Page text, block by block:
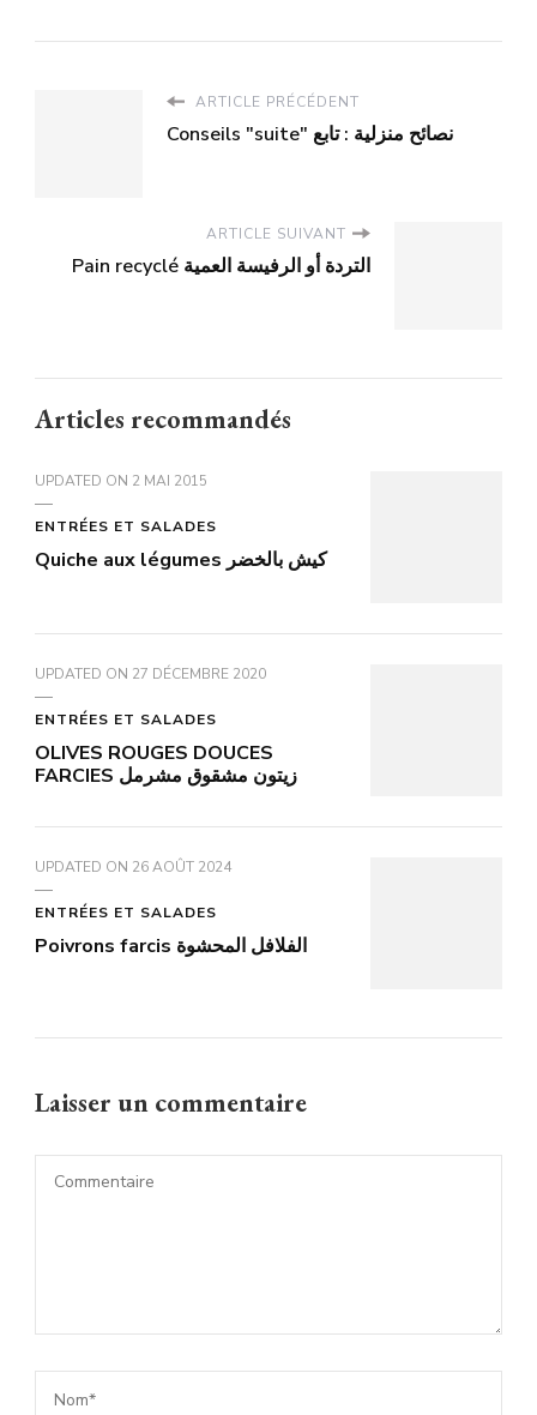
ARTICLE PRÉCÉDENT
Conseils "suite" نصائح منزلية : تابع
ARTICLE SUIVANT
Pain recyclé التردة أو الرفيسة العمية
Articles recommandés
UPDATED ON 2 MAI 2015
ENTRÉES ET SALADES
Quiche aux légumes كيش بالخضر
UPDATED ON 27 DÉCEMBRE 2020
ENTRÉES ET SALADES
OLIVES ROUGES DOUCES
FARCIES زيتون مشقوق مشرمل
UPDATED ON 26 AOÛT 2024
ENTRÉES ET SALADES
Poivrons farcis الفلافل المحشوة
Laisser un commentaire